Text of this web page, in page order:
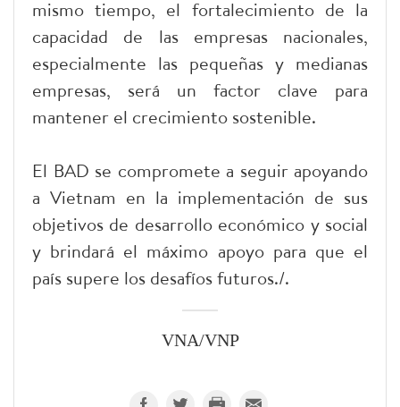
mismo tiempo, el fortalecimiento de la
capacidad de las empresas nacionales,
especialmente las pequeñas y medianas
empresas, será un factor clave para
mantener el crecimiento sostenible.
El BAD se compromete a seguir apoyando
a Vietnam en la implementación de sus
objetivos de desarrollo económico y social
y brindará el máximo apoyo para que el
país supere los desafíos futuros./.
VNA/VNP